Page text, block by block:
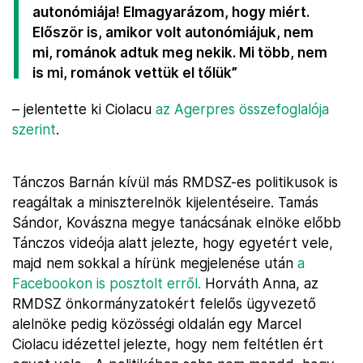
autonómiája! Elmagyarázom, hogy miért.
Először is, amikor volt autonómiájuk, nem
mi, románok adtuk meg nekik. Mi több, nem
is mi, románok vettük el tőlük”
– jelentette ki Ciolacu az Agerpres összefoglalója
szerint.
Tánczos Barnán kívül más RMDSZ-es politikusok is
reagáltak a miniszterelnök kijelentéseire. Tamás
Sándor, Kovászna megye tanácsának elnöke előbb
Tánczos videója alatt jelezte, hogy egyetért vele,
majd nem sokkal a hírünk megjelenése után a
Facebookon is posztolt erről. Horváth Anna, az
RMDSZ önkormányzatokért felelős ügyvezető
alelnöke pedig közösségi oldalán egy Marcel
Ciolacu idézettel jelezte, hogy nem feltétlen ért